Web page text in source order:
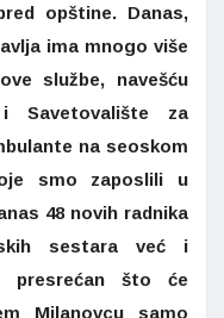
opštine. Danas,
ima mnogo više
službe, navešću
Savetovalište za
na seoskom
smo zaposlili u
48 novih radnika
sestara već i
presrećan što će
Milanovcu samo